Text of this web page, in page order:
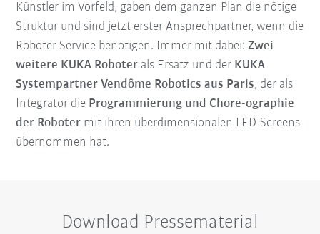
Künstler im Vorfeld, gaben dem ganzen Plan die nötige
Struktur und sind jetzt erster Ansprechpartner, wenn die
Roboter Service benötigen. Immer mit dabei:Zwei
weitere KUKA Roboter als Ersatz und der KUKA
Systempartner Vendôme Robotics aus Paris, der als
Integrator die Programmierung und Chore-ographie
der Roboter mit ihren überdimensionalen LED-Screens
übernommen hat.
Download Pressematerial